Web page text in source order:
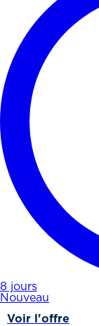
8 jours
Nouveau
Voir l'offre